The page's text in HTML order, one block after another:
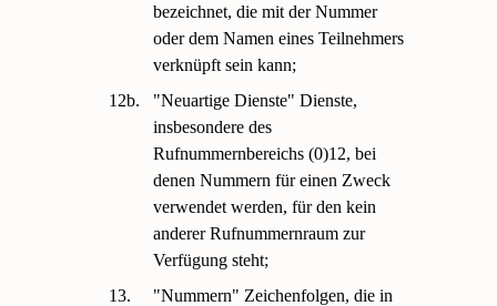
bezeichnet, die mit der Nummer
oder dem Namen eines Teilnehmers
verknüpft sein kann;
12b.
"Neuartige Dienste" Dienste,
insbesondere des
Rufnummernbereichs (0)12, bei
denen Nummern für einen Zweck
verwendet werden, für den kein
anderer Rufnummernraum zur
Verfügung steht;
13.
"Nummern" Zeichenfolgen, die in